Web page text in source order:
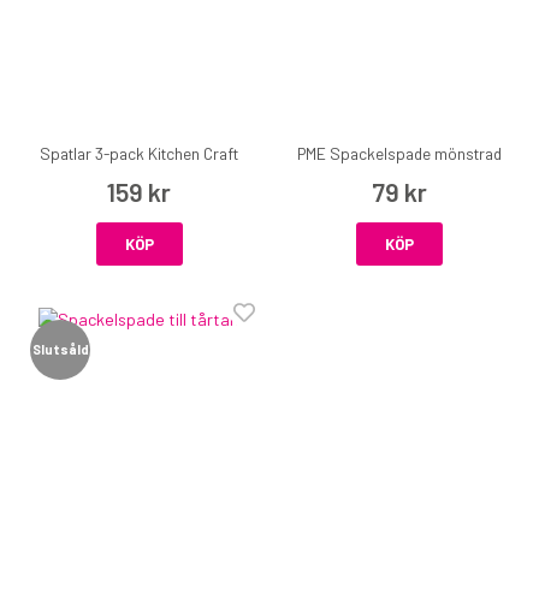
Spatlar 3-pack Kitchen Craft
159 kr
KÖP
PME Spackelspade mönstrad
79 kr
KÖP
Slutsåld